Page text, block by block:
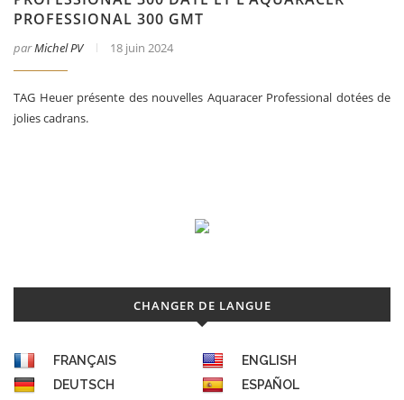
PROFESSIONAL 300 GMT
parMichel PV 18 juin 2024
TAG Heuer présente des nouvelles Aquaracer Professional dotées de
jolies cadrans.
CHANGER DE LANGUE
FRANÇAIS
ENGLISH
DEUTSCH
ESPAÑOL